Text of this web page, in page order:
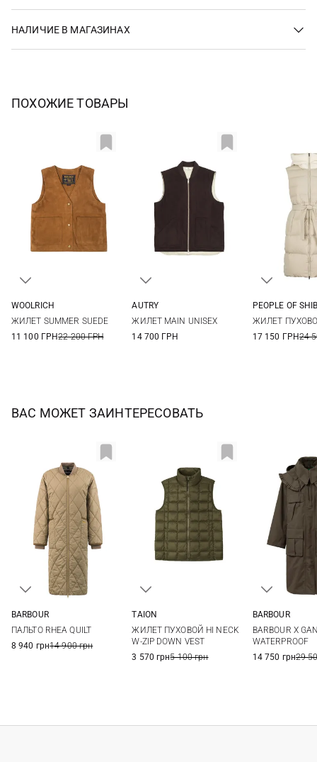
НАЛИЧИЕ В МАГАЗИНАХ
ПОХОЖИЕ ТОВАРЫ
WOOLRICH
ЖИЛЕТ SUMMER SUEDE
11 100 ГРН22 200 ГРН
AUTRY
ЖИЛЕТ MAIN UNISEX
14 700 ГРН
PEOPLE OF
ЖИЛЕТ
17 150 ГРН24
ВАС МОЖЕТ ЗАИНТЕРЕСОВАТЬ
BARBOUR
ПАЛЬТО RHEA QUILT
8 940 грн14 900 грн
XL
XXL 3XL
TAION
ЖИЛЕТ ПУХОВОЙ HI NECK
W-ZIP DOWN VEST
3 570 грн5 100 грн
BARBOUR
BARBOUR X
WATERPROOF
14 750 грн29